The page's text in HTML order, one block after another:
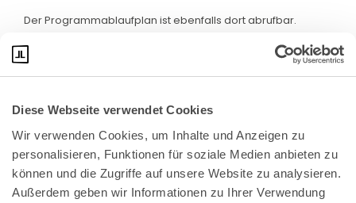
Diese Webseite verwendet Cookies
Wir verwenden Cookies, um Inhalte und Anzeigen zu
personalisieren, Funktionen für soziale Medien anbieten zu
können und die Zugriffe auf unsere Website zu analysieren.
Außerdem geben wir Informationen zu Ihrer Verwendung
Der Programmablaufplan ist ebenfalls dort abrufbar.